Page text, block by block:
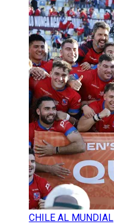
CHILE AL MUNDIAL